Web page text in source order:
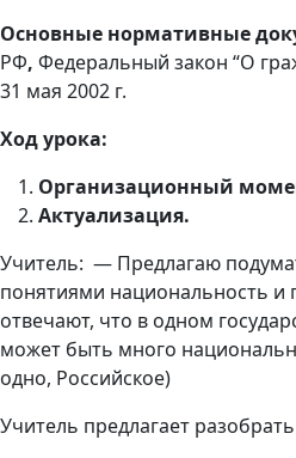
Основные нормативные
РФ, Федеральный закон “О
31 мая 2002 г.
Ход урока:
Организационный
Актуализация.
Учитель: — Предлагаю
понятиями национальность и
отвечают, что в одном
может быть много
одно, Российское)
Учитель предлагает